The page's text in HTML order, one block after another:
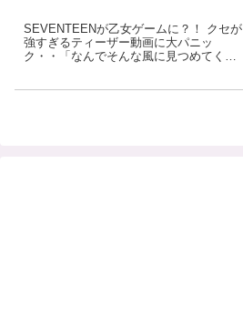
SEVENTEENが乙女ゲームに？！ クセが
強すぎるティーザー動画に大パニッ
ク・・「なんでそんな風に見つめてくる